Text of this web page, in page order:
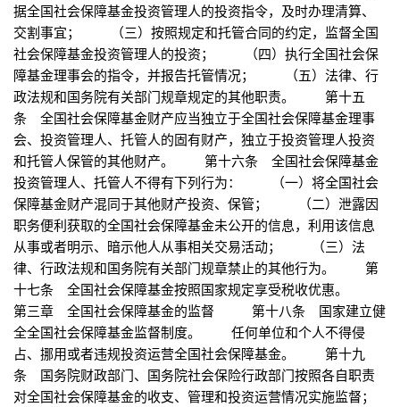
据全国社会保障基金投资管理人的投资指令，及时办理清算、
交割事宜； （三）按照规定和托管合同的约定，监督全国
社会保障基金投资管理人的投资； （四）执行全国社会保
障基金理事会的指令，并报告托管情况； （五）法律、行
政法规和国务院有关部门规章规定的其他职责。 第十五
条 全国社会保障基金财产应当独立于全国社会保障基金理事
会、投资管理人、托管人的固有财产，独立于投资管理人投资
和托管人保管的其他财产。 第十六条 全国社会保障基金
投资管理人、托管人不得有下列行为： （一）将全国社会
保障基金财产混同于其他财产投资、保管； （二）泄露因
职务便利获取的全国社会保障基金未公开的信息，利用该信息
从事或者明示、暗示他人从事相关交易活动； （三）法
律、行政法规和国务院有关部门规章禁止的其他行为。 第
十七条 全国社会保障基金按照国家规定享受税收优惠。
第三章 全国社会保障基金的监督 第十八条 国家建立健
全全国社会保障基金监督制度。 任何单位和个人不得侵
占、挪用或者违规投资运营全国社会保障基金。 第十九
条 国务院财政部门、国务院社会保险行政部门按照各自职责
对全国社会保障基金的收支、管理和投资运营情况实施监督；